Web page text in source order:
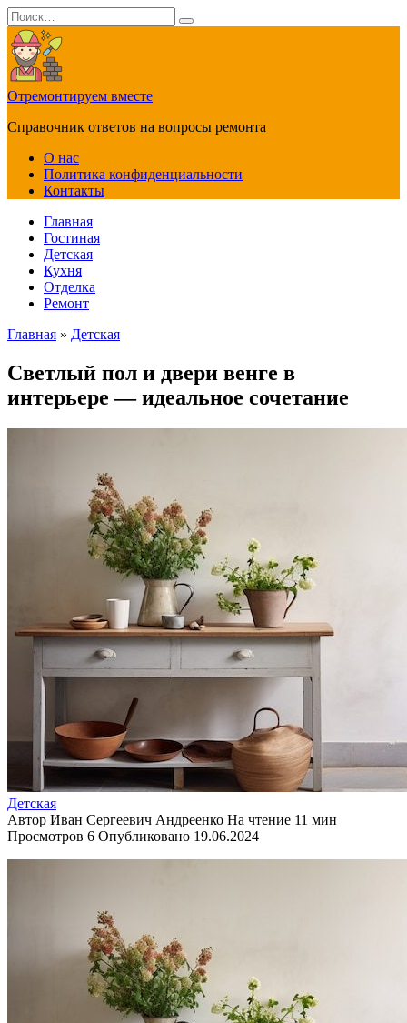
Перейти
к
содержанию
Search
for:
Отремонтируем вместе
Справочник ответов на вопросы ремонта
О нас
Политика конфиденциальности
Контакты
Главная
Гостиная
Детская
Кухня
Отделка
Ремонт
Главная » Детская
Светлый пол и двери венге в
интерьере — идеальное сочетание
Детская
Автор Иван Сергеевич Андреенко На чтение 11 мин
Просмотров 6 Опубликовано 19.06.2024